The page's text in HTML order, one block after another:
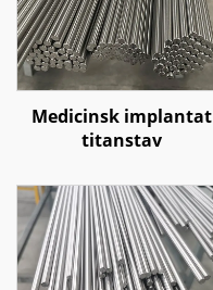
Medicinsk implantat
titanstav